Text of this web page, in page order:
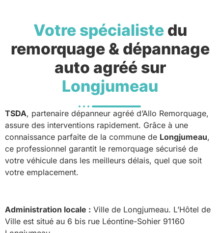
Votre spécialistedu
remorquage & dépannage
auto agréé sur
Longjumeau
TSDA, partenaire dépanneur agréé d’Allo Remorquage,
assure des interventions rapidement. Grâce à une
connaissance parfaite de la commune de Longjumeau,
ce professionnel garantit le remorquage sécurisé de
votre véhicule dans les meilleurs délais, quel que soit
votre emplacement.
Administration locale : Ville de Longjumeau. L’Hôtel de
Ville est situé au 6 bis rue Léontine-Sohier 91160